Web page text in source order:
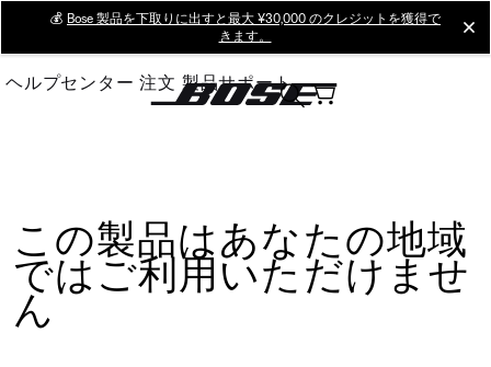
Main
💰 Bose 製品を下取りに出すと最大 ¥30,000 のクレジットを獲得で
きます。
ヘルプセンター 注文 製品サポート
この製品はあなたの地域
ではご利用いただけませ
ん